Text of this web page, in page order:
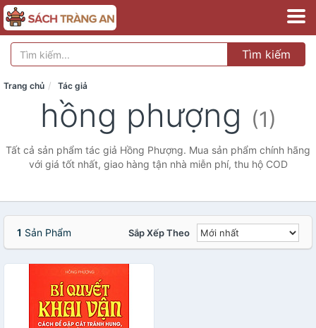
Tìm kiếm
Trang chủ Tác giả
hồng phượng (1)
Tất cả sản phẩm tác giả Hồng Phượng. Mua sản phẩm chính hãng
với giá tốt nhất, giao hàng tận nhà miễn phí, thu hộ COD
1 Sản Phẩm Sắp Xếp Theo